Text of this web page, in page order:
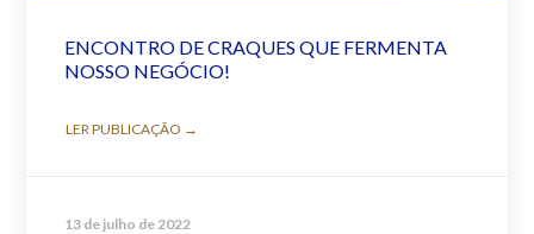
ENCONTRO DE CRAQUES QUE FERMENTA
NOSSO NEGÓCIO!
LER PUBLICAÇÃO →
13 de julho de 2022